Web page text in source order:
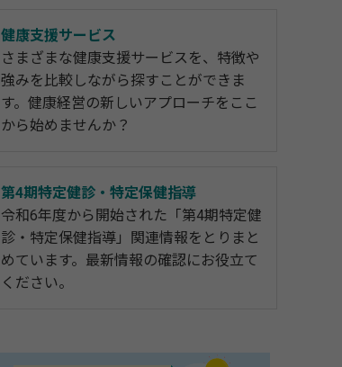
健康支援サービス
さまざまな健康支援サービスを、特徴や
強みを比較しながら探すことができま
す。健康経営の新しいアプローチをここ
から始めませんか？
第4期特定健診・特定保健指導
令和6年度から開始された「第4期特定健
診・特定保健指導」関連情報をとりまと
めています。最新情報の確認にお役立て
ください。